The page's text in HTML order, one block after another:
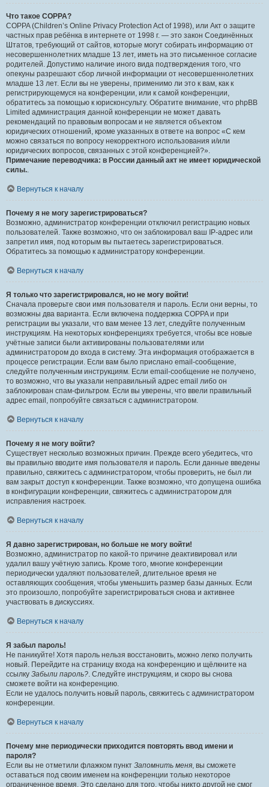
Что такое COPPA?
COPPA (Children’s Online Privacy Protection Act of 1998), или Акт о защите
частных прав ребёнка в интернете от 1998 г. — это закон Соединённых
Штатов, требующий от сайтов, которые могут собирать информацию от
несовершеннолетних младше 13 лет, иметь на это письменное согласие
родителей. Допустимо наличие иного вида подтверждения того, что
опекуны разрешают сбор личной информации от несовершеннолетних
младше 13 лет. Если вы не уверены, применимо ли это к вам, как к
регистрирующемуся на конференции, или к самой конференции,
обратитесь за помощью к юрисконсульту. Обратите внимание, что phpBB
Limited администрация данной конференции не может давать
рекомендаций по правовым вопросам и не является объектом
юридических отношений, кроме указанных в ответе на вопрос «С кем
можно связаться по вопросу некорректного использования и/или
юридических вопросов, связанных с этой конференцией?».
Примечание переводчика: в России данный акт не имеет юридической
силы..
Вернуться к началу
Почему я не могу зарегистрироваться?
Возможно, администратор конференции отключил регистрацию новых
пользователей. Также возможно, что он заблокировал ваш IP-адрес или
запретил имя, под которым вы пытаетесь зарегистрироваться.
Обратитесь за помощью к администратору конференции.
Вернуться к началу
Я только что зарегистрировался, но не могу войти!
Сначала проверьте свои имя пользователя и пароль. Если они верны, то
возможны два варианта. Если включена поддержка COPPA и при
регистрации вы указали, что вам менее 13 лет, следуйте полученным
инструкциям. На некоторых конференциях требуется, чтобы все новые
учётные записи были активированы пользователями или
администратором до входа в систему. Эта информация отображается в
процессе регистрации. Если вам было прислано email-сообщение,
следуйте полученным инструкциям. Если email-сообщение не получено,
то возможно, что вы указали неправильный адрес email либо он
заблокирован спам-фильтром. Если вы уверены, что ввели правильный
адрес email, попробуйте связаться с администратором.
Вернуться к началу
Почему я не могу войти?
Существует несколько возможных причин. Прежде всего убедитесь, что
вы правильно вводите имя пользователя и пароль. Если данные введены
правильно, свяжитесь с администратором, чтобы проверить, не был ли
вам закрыт доступ к конференции. Также возможно, что допущена ошибка
в конфигурации конференции, свяжитесь с администратором для
исправления настроек.
Вернуться к началу
Я давно зарегистрирован, но больше не могу войти!
Возможно, администратор по какой-то причине деактивировал или
удалил вашу учётную запись. Кроме того, многие конференции
периодически удаляют пользователей, длительное время не
оставляющих сообщения, чтобы уменьшить размер базы данных. Если
это произошло, попробуйте зарегистрироваться снова и активнее
участвовать в дискуссиях.
Вернуться к началу
Я забыл пароль!
Не паникуйте! Хотя пароль нельзя восстановить, можно легко получить
новый. Перейдите на страницу входа на конференцию и щёлкните на
ссылку Забыли пароль?. Следуйте инструкциям, и скоро вы снова
сможете войти на конференцию.
Если не удалось получить новый пароль, свяжитесь с администратором
конференции.
Вернуться к началу
Почему мне периодически приходится повторять ввод имени и
пароля?
Если вы не отметили флажком пункт Запомнить меня, вы сможете
оставаться под своим именем на конференции только некоторое
ограниченное время. Это сделано для того, чтобы никто другой не смог